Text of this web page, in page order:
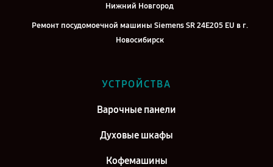
Нижний Новгород
Ремонт посудомоечной машины Siemens SR 24E205 EU в г.
Новосибирск
Екатеринбург
Воронеж
УСТРОЙСТВА
Варочные панели
Духовые шкафы
Кофемашины